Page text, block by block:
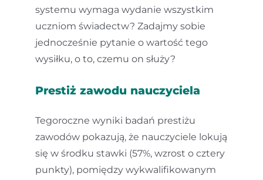
systemu wymaga wydanie wszystkim
uczniom świadectw? Zadajmy sobie
jednocześnie pytanie o wartość tego
wysiłku, o to, czemu on służy?
Prestiż zawodu nauczyciela
Tegoroczne wyniki badań prestiżu
zawodów pokazują, że nauczyciele lokują
się w środku stawki (57%, wzrost o cztery
punkty), pomiędzy wykwalifikowanym